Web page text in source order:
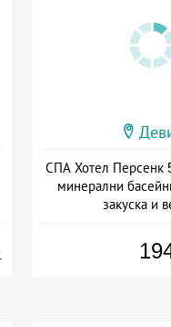
СПА Хотел Персенк
минерални
закуска и